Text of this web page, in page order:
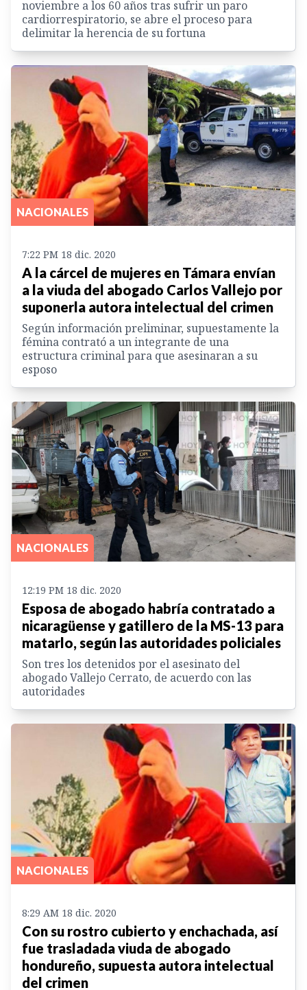
noviembre a los 60 años tras sufrir un paro
cardiorrespiratorio, se abre el proceso para
delimitar la herencia de su fortuna
NACIONALES
7:22 PM 18 dic. 2020
A la cárcel de mujeres en Támara envían
a la viuda del abogado Carlos Vallejo por
suponerla autora intelectual del crimen
Según información preliminar, supuestamente la
fémina contrató a un integrante de una
estructura criminal para que asesinaran a su
esposo
NACIONALES
12:19 PM 18 dic. 2020
Esposa de abogado habría contratado a
nicaragüense y gatillero de la MS-13 para
matarlo, según las autoridades policiales
Son tres los detenidos por el asesinato del
abogado Vallejo Cerrato, de acuerdo con las
autoridades
NACIONALES
8:29 AM 18 dic. 2020
Con su rostro cubierto y enchachada, así
fue trasladada viuda de abogado
hondureño, supuesta autora intelectual
del crimen